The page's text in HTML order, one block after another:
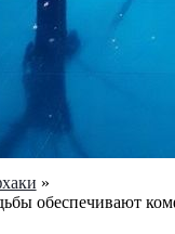
обеспечивают